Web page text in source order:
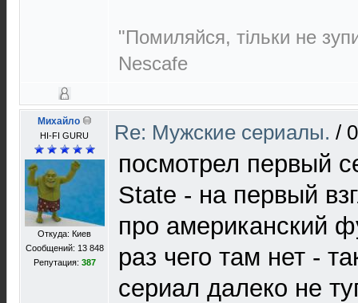
"Помиляйся, тільки не
Nescafe
Михайло
HI-FI GURU
Откуда: Киев
Сообщений: 13 848
Репутация: 387
Re: Мужские сериалы. /
посмотрел первый
State - на первый
про американский
раз чего там нет -
сериал далеко не